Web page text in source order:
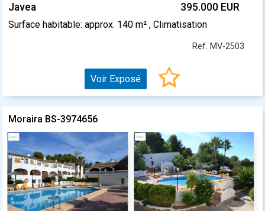
Javea 395.000 EUR
Surface habitable: approx. 140 m² , Climatisation
Ref. MV-2503
Voir Exposé
Moraira BS-3974656